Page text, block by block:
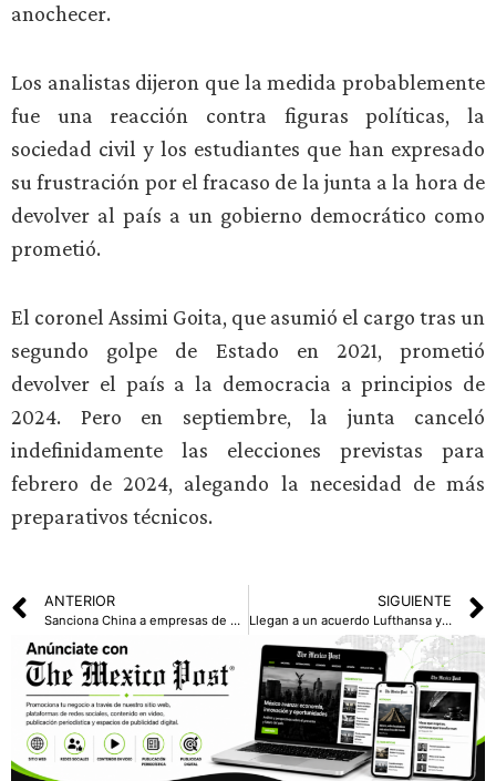
anochecer.
Los analistas dijeron que la medida probablemente
fue una reacción contra figuras políticas, la
sociedad civil y los estudiantes que han expresado
su frustración por el fracaso de la junta a la hora de
devolver al país a un gobierno democrático como
prometió.
El coronel Assimi Goita, que asumió el cargo tras un
segundo golpe de Estado en 2021, prometió
devolver el país a la democracia a principios de
2024. Pero en septiembre, la junta canceló
indefinidamente las elecciones previstas para
febrero de 2024, alegando la necesidad de más
preparativos técnicos.
ANTERIOR
Sanciona China a empresas de defensa estadounidenses por vender armas a Taiwán
SIGUIENTE
Llegan a un acuerdo Lufthansa y el sindicato de tripulación; pondrán fin a disputas en la aviación alemana